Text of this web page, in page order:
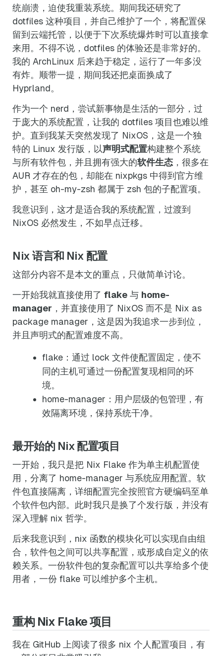
统崩溃，迫使我重装系统。期间我还研究了
dotfiles 这种项目，并自己维护了一个，将配置保
留到云端托管，以便于下次系统爆炸时可以直接拿
来用。不得不说，dotfiles 的体验还是非常好的。
我的 ArchLinux 后来趋于稳定，运行了一年多没
有炸。顺带一提，期间我还把桌面换成了
Hyprland。
作为一个 nerd，尝试新事物是生活的一部分，过
于庞大的系统配置，让我的 dotfiles 项目也难以维
护。直到我某天突然发现了 NixOS，这是一个独
特的 Linux 发行版，以声明式配置构建整个系统
与所有软件包，并且拥有强大的软件生态 ，很多在
AUR 才存在的包，却能在 nixpkgs 中得到官方维
护，甚至 oh-my-zsh 都属于 zsh 包的子配置项。
我意识到，这才是适合我的系统配置，过渡到
NixOS 必然发生，不如早点迁移。
Nix 语言和 Nix 配置
这部分内容不是本文的重点，只做简单讨论。
一开始我就直接使用了flake 与 home-
manager ，并直接使用了 NixOS 而不是 Nix as
package manager，这是因为我追求一步到位，
并且声明式的配置难度不高。
flake：通过 lock 文件使配置固定，使不
同的主机可通过一份配置复现相同的环
境。
home-manager：用户层级的包管理，有
效隔离环境，保持系统干净。
最开始的 Nix 配置项目
一开始，我只是把 Nix Flake 作为单主机配置使
用，分离了 home-manager 与系统应用配置。软
件包直接隔离，详细配置完全按照官方硬编码至单
个软件包内部。此时我只是换了个发行版，并没有
深入理解 nix 哲学。
后来我意识到，nix 函数的模块化可以实现自由组
合，软件包之间可以共享配置，或形成自定义的依
赖关系。一份软件包的复杂配置可以共享给多个使
用者，一份 flake 可以维护多个主机。
重构 Nix Flake 项目
我在 GitHub 上阅读了很多 nix 个人配置项目，有